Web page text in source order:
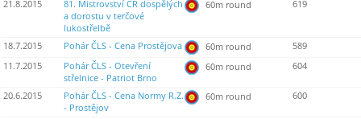
21.8.2015
81. Mistrovství ČR dospělých
a dorostu v terčové
lukostřelbě
60m round 619
18.7.2015 Pohár ČLS - Cena Prostějova 60m round
589
11.7.2015
Pohár ČLS - Otevření
střelnice - Patriot Brno
60m round 604
20.6.2015
Pohár ČLS - Cena Normy R.Z.
- Prostějov
60m round 600